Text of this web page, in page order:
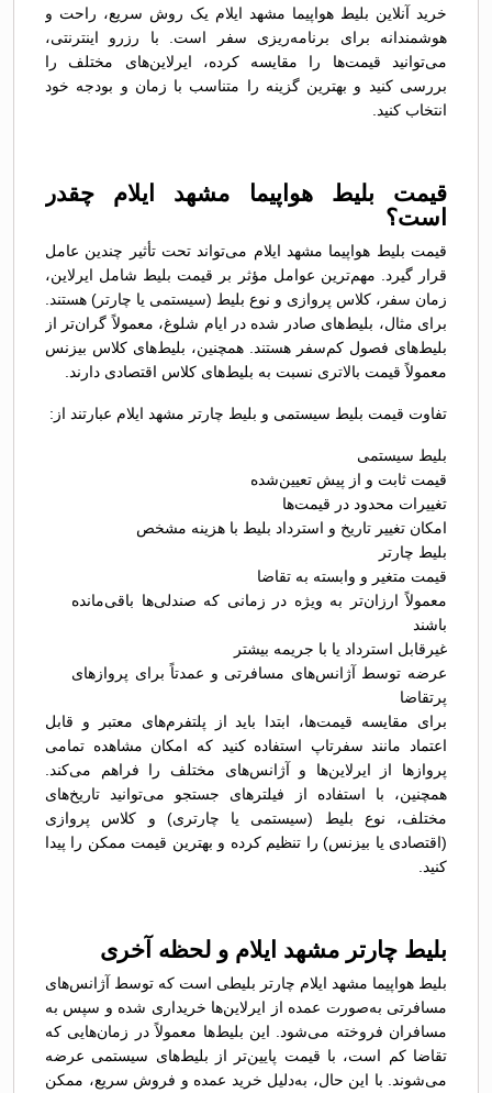
خرید آنلاین بلیط هواپیما مشهد ایلام یک روش سریع، راحت و
هوشمندانه برای برنامه‌ریزی سفر است. با رزرو اینترنتی،
می‌توانید قیمت‌ها را مقایسه کرده، ایرلاین‌های مختلف را
بررسی کنید و بهترین گزینه را متناسب با زمان و بودجه خود
انتخاب کنید.
قیمت بلیط هواپیما مشهد ایلام چقدر
است؟
قیمت بلیط هواپیما مشهد ایلام می‌تواند تحت تأثیر چندین عامل
قرار گیرد. مهم‌ترین عوامل مؤثر بر قیمت بلیط شامل ایرلاین،
زمان سفر، کلاس پروازی و نوع بلیط (سیستمی یا چارتر) هستند.
برای مثال، بلیط‌های صادر شده در ایام شلوغ، معمولاً گران‌تر از
بلیط‌های فصول کم‌سفر هستند. همچنین، بلیط‌های کلاس بیزنس
معمولاً قیمت بالاتری نسبت به بلیط‌های کلاس اقتصادی دارند.
تفاوت قیمت بلیط سیستمی و بلیط چارتر مشهد ایلام عبارتند از:
بلیط سیستمی
قیمت ثابت و از پیش تعیین‌شده
تغییرات محدود در قیمت‌ها
امکان تغییر تاریخ و استرداد بلیط با هزینه مشخص
بلیط چارتر
قیمت متغیر و وابسته به تقاضا
معمولاً ارزان‌تر به ویژه در زمانی که صندلی‌ها باقی‌مانده
باشند
غیرقابل استرداد یا با جریمه بیشتر
عرضه توسط آژانس‌های مسافرتی و عمدتاً برای پروازهای
پرتقاضا
برای مقایسه قیمت‌ها، ابتدا باید از پلتفرم‌های معتبر و قابل
اعتماد مانند سفرتاپ استفاده کنید که امکان مشاهده تمامی
پروازها از ایرلاین‌ها و آژانس‌های مختلف را فراهم می‌کند.
همچنین، با استفاده از فیلترهای جستجو می‌توانید تاریخ‌های
مختلف، نوع بلیط (سیستمی یا چارتری) و کلاس پروازی
(اقتصادی یا بیزنس) را تنظیم کرده و بهترین قیمت ممکن را پیدا
کنید.
بلیط چارتر مشهد ایلام و لحظه آخری
بلیط هواپیما مشهد ایلام چارتر بلیطی است که توسط آژانس‌های
مسافرتی به‌صورت عمده از ایرلاین‌ها خریداری شده و سپس به
مسافران فروخته می‌شود. این بلیط‌ها معمولاً در زمان‌هایی که
تقاضا کم است، با قیمت پایین‌تر از بلیط‌های سیستمی عرضه
می‌شوند. با این حال، به‌دلیل خرید عمده و فروش سریع، ممکن